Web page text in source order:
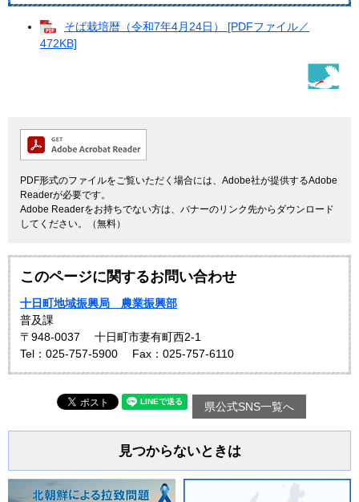
そば栽培暦（令和7年4月24日） [PDFファイル／
472KB]
PDF形式のファイルをご覧いただく場合には、Adobe社が提供するAdobe
Readerが必要です。
Adobe Readerをお持ちでない方は、バナーのリンク先からダウンロード
してください。（無料）
このページに関するお問い合わせ
十日町地域振興局 農業振興部
普及課
〒948-0037
十日町市妻有町西2-1
Tel：025-757-5900
Fax：025-757-6110
県公式SNS一覧へ
見つからないときは